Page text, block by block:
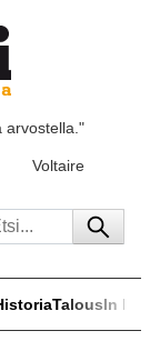
arvostella."
Voltaire
TalousIn